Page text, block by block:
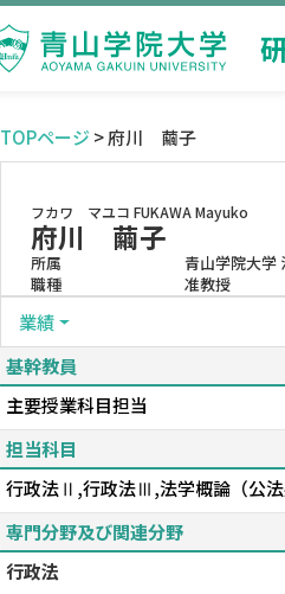
TOPページ > 府川 繭子
フカワ マユコ FUKAWA Mayuko
府川 繭子
所属
青山学院大学
職種
准教授
業績
基幹教員
主要授業科目担当
担当科目
行政法Ⅱ,行政法Ⅲ,法学概論（公
専門分野及び関連分野
行政法